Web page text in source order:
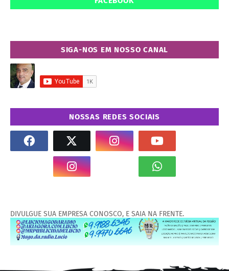
SIGA-NOS EM NOSSO CANAL
NOSSAS REDES SOCIAIS
DIVULGUE SUA EMPRESA CONOSCO, E SAIA NA FRENTE.